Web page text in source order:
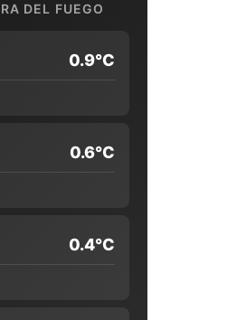
DEL FUEGO
0.9°C
0.6°C
0.4°C